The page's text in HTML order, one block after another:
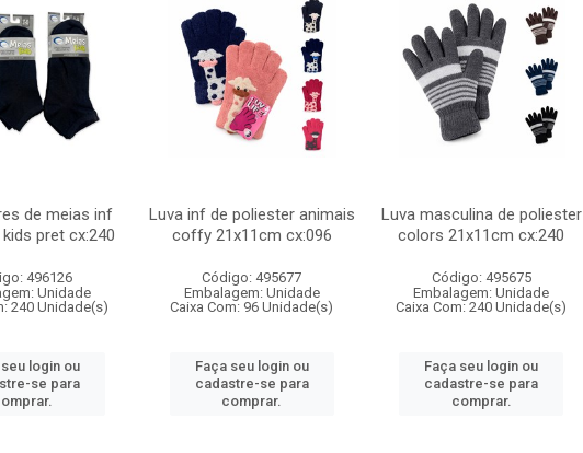
de meias inf
pret cx:240
496126
Unidade
240 Unidade(s)
login ou
se para
Luva inf de poliester animais
coffy 21x11cm cx:096
Código: 495677
Embalagem: Unidade
Caixa Com: 96 Unidade(s)
Faça seu login ou
cadastre-se para
comprar.
Luva masculina de poliester
colors 21x11cm cx:240
Código: 495675
Embalagem: Unidade
Caixa Com: 240 Unidade(s)
Faça seu login ou
cadastre-se para
comprar.